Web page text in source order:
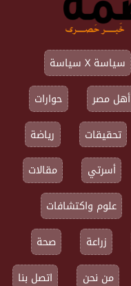
سياسة X سياسة
أهل مصر
حوارات
تحقيقات
رياضة
أسرتي
مقالات
علوم واكتشافات
زراعة
صحة
من نحن اتصل بنا